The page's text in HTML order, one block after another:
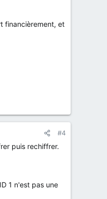
financièrement, et
#4
puis rechiffrer.
1 n'est pas une